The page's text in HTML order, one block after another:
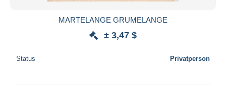
MARTELANGE GRUMELANGE
± 3,47 $
Status Privatperson